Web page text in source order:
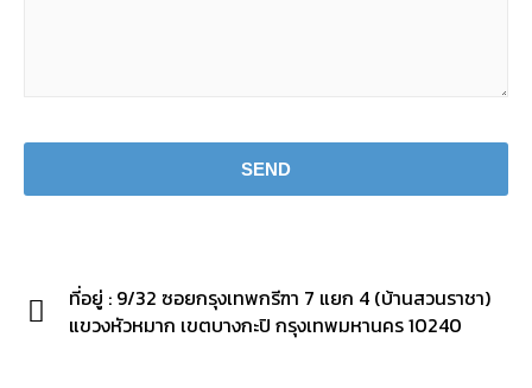
ที่อยู่ : 9/32 ซอยกรุงเทพกรีฑา 7 แยก 4 (บ้านสวนราชา)
แขวงหัวหมาก เขตบางกะปิ กรุงเทพมหานคร 10240